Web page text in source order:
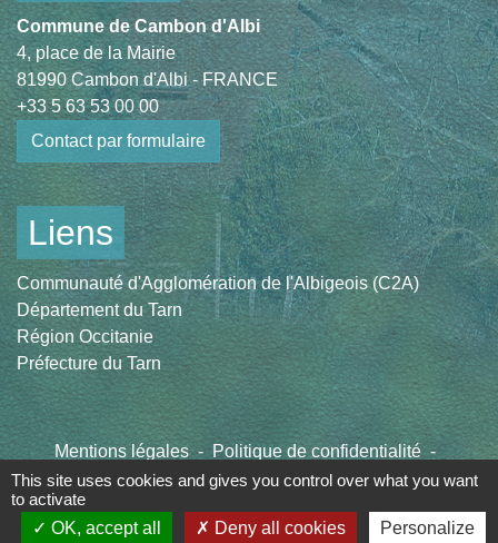
Commune de Cambon d'Albi
4, place de la Mairie
81990 Cambon d'Albi - FRANCE
+33 5 63 53 00 00
Contact par formulaire
Liens
Communauté d'Agglomération de l'Albigeois (C2A)
Département du Tarn
Région Occitanie
Préfecture du Tarn
Mentions légales - Politique de confidentialité -
Accessibilité - Plan du site - Gestion des cookies
Site créé en partenariat avec Réseau des Communes
This site uses cookies and gives you control over what you want
to activate
OK, accept all
Deny all cookies Personalize